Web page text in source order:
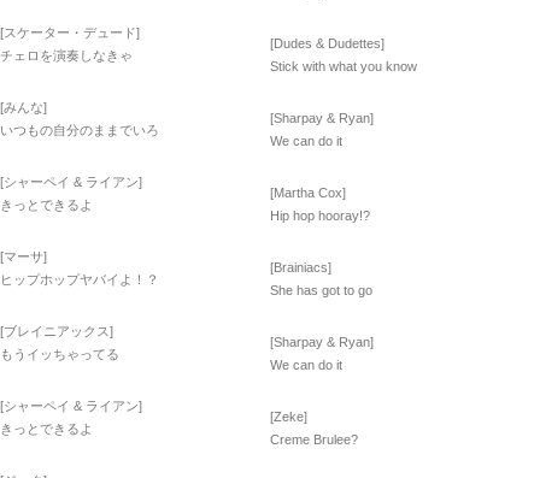
[スケーター・デュード]
チェロを演奏しなきゃ
[みんな]
いつもの自分のままでいろ
[シャーペイ & ライアン]
きっとできるよ
[マーサ]
ヒップホップヤバイよ！？
[ブレイニアックス]
もうイッちゃってる
[シャーペイ & ライアン]
きっとできるよ
[Dudes & Dudettes]
Stick with what you know
[Sharpay & Ryan]
We can do it
[Martha Cox]
Hip hop hooray!?
[Brainiacs]
She has got to go
[Sharpay & Ryan]
We can do it
[Zeke]
Creme Brulee?